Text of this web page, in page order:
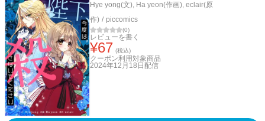
Hye yong(文), Ha yeon(作画), eclair(原
作) / piccomics
(0)
レビューを書く
¥67 (税込)
クーポン利用対象商品
2024年12月18日 配信